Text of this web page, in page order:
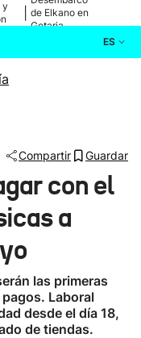
y
de Elkano en
Getaria
ES
Compartir Guardar
con el
a
las primeras
Laboral
desde el día 18,
de tiendas.